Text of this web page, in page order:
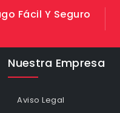
Fácil Y Seguro
Nuestra Empresa
Aviso Legal